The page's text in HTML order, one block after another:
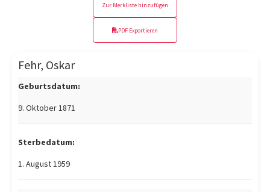
Zur Merkliste hinzufügen
PDF Exportieren
Fehr, Oskar
Geburtsdatum:
9. Oktober 1871
Sterbedatum:
1. August 1959